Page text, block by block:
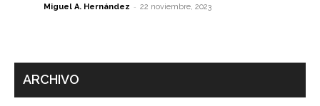
Miguel A. Hernández - 22 noviembre, 2023
ARCHIVO